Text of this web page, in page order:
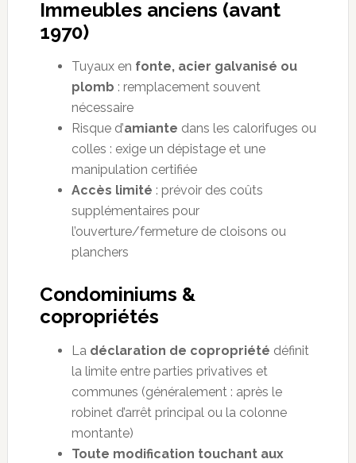
Immeubles anciens (avant
1970)
Tuyaux en fonte, acier galvanisé ou
plomb : remplacement souvent
nécessaire
Risque d’amiante dans les calorifuges ou
colles : exige un dépistage et une
manipulation certifiée
Accès limité : prévoir des coûts
supplémentaires pour
l’ouverture/fermeture de cloisons ou
planchers
Condominiums &
copropriétés
La déclaration de copropriété définit
la limite entre parties privatives et
communes (généralement : après le
robinet d’arrêt principal ou la colonne
montante)
Toute modification touchant aux